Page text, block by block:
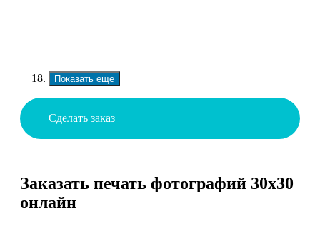
Показать еще
Сделать заказ
Заказать печать фотографий 30х30
онлайн